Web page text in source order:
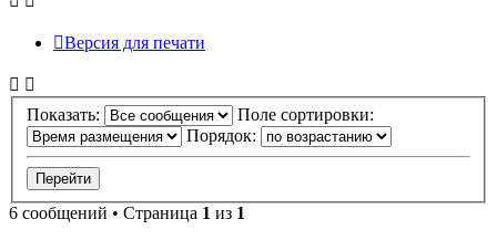
Версия для печати
Показать:
Поле сортировки:
Порядок:
6 сообщений • Страница 1 из 1